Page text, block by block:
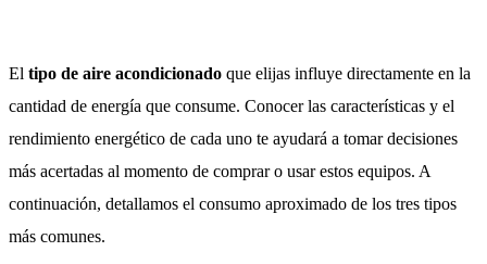
El tipo de aire acondicionado que elijas influye directamente en la
cantidad de energía que consume. Conocer las características y el
rendimiento energético de cada uno te ayudará a tomar decisiones
más acertadas al momento de comprar o usar estos equipos. A
continuación, detallamos el consumo aproximado de los tres tipos
más comunes.